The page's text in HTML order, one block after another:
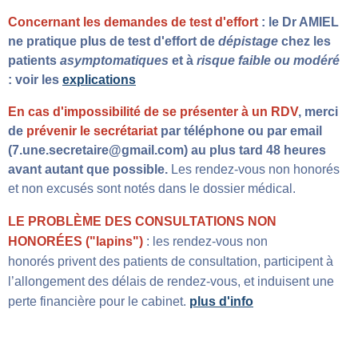
Concernant les demandes de test d'effort : le Dr AMIEL
ne pratique plus de test d'effort de dépistage chez les
patients asymptomatiques et à risque faible ou modéré
: voir les explications
En cas d'impossibilité de se présenter à un RDV, merci
de prévenir le secrétariat par téléphone ou par email
(7.une.secretaire@gmail.com) au plus tard 48 heures
avant autant que possible. Les rendez-vous non honorés
et non excusés sont notés dans le dossier médical.
LE PROBLÈME DES CONSULTATIONS NON
HONORÉES ("lapins") : les rendez-vous non
honorés privent des patients de consultation, participent à
l’allongement des délais de rendez-vous, et induisent une
perte financière pour le cabinet. plus d'info